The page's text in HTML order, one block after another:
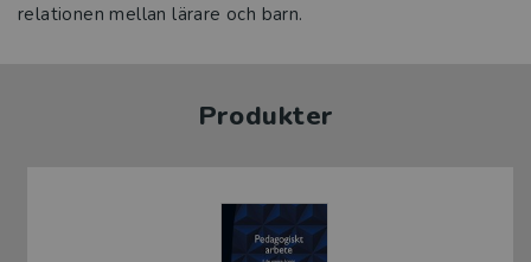
relationen mellan lärare och barn.
Produkter